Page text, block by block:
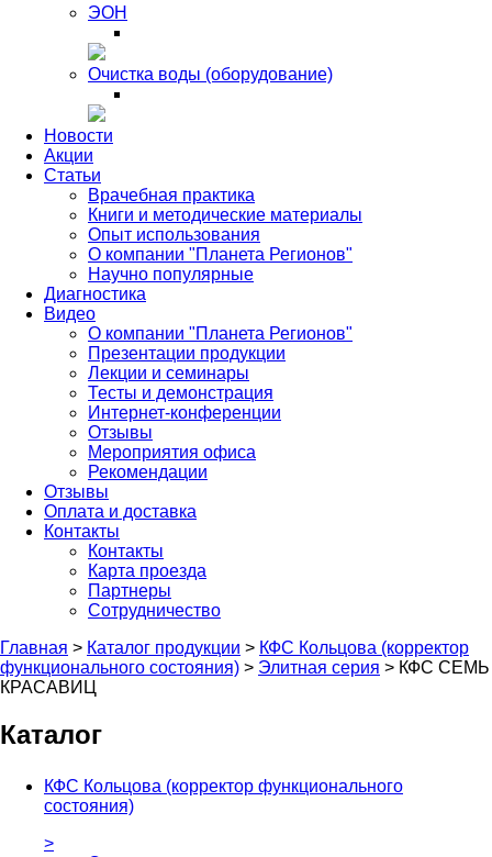
ЭОН
Очистка воды (оборудование)
Новости
Акции
Статьи
Врачебная практика
Книги и методические материалы
Опыт использования
О компании "Планета Регионов"
Научно популярные
Диагностика
Видео
О компании "Планета Регионов"
Презентации продукции
Лекции и семинары
Тесты и демонстрация
Интернет-конференции
Отзывы
Мероприятия офиса
Рекомендации
Отзывы
Оплата и доставка
Контакты
Контакты
Карта проезда
Партнеры
Сотрудничество
Главная > Каталог продукции > КФС Кольцова (корректор
функционального состояния) > Элитная серия > КФС СЕМЬ
КРАСАВИЦ
Каталог
КФС Кольцова (корректор функционального
состояния)
>